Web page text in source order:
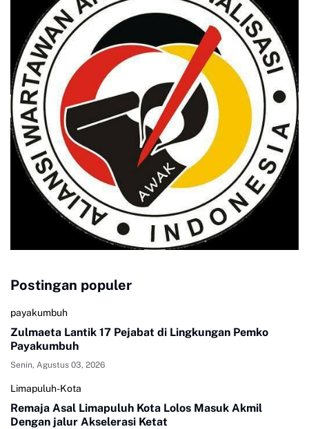
Postingan populer
payakumbuh
Zulmaeta Lantik 17 Pejabat di Lingkungan Pemko
Payakumbuh
Senin, Agustus 03, 2026
Limapuluh-Kota
Remaja Asal Limapuluh Kota Lolos Masuk Akmil
Dengan jalur Akselerasi Ketat